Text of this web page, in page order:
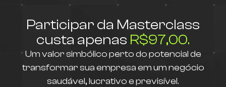
Participar da Masterclass
custa apenas R$97,00.
Um valor simbólico perto do potencial de
transformar sua empresa em um negócio
saudável, lucrativo e previsível.